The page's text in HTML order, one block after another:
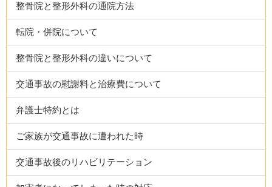
整骨院と整形外科の通院方法
転院・併院について
整骨院と整形外科の違いについて
交通事故の慰謝料と治療費について
弁護士特約とは
ご家族が交通事故に遭われた時
交通事故後のリハビリテーション